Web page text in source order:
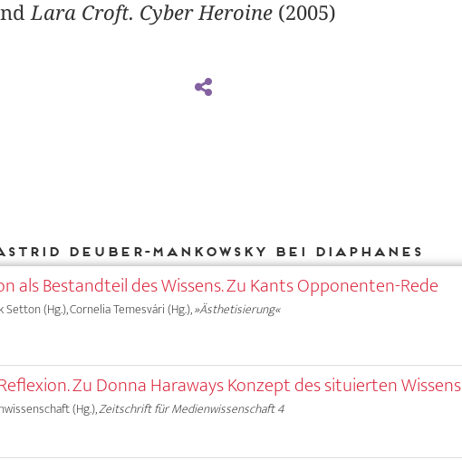
Lara Croft. Cyber Heroine(2005)
Deuber-Mankowsky bei DIAPHANES
als Bestandteil des Wissens. Zu Kants Opponenten-Rede
Setton (Hg.), Cornelia Temesvári (Hg.),»Ästhetisierung«
Zu Donna Haraways Konzept des situierten Wissens
(Hg.),Zeitschrift für Medienwissenschaft 4